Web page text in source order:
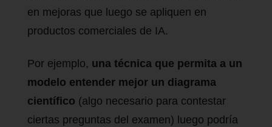
en mejoras que luego se apliquen en
productos comerciales de IA.
Por ejemplo, una técnica que permita a un
modelo entender mejor un diagrama
científico (algo necesario para contestar
ciertas preguntas del examen) luego podría